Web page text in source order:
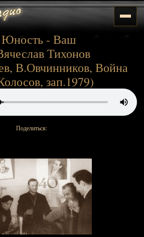
Юность - Ваш
Тихонов
В.Овчинников, Война
зап.1979)
Поделиться: